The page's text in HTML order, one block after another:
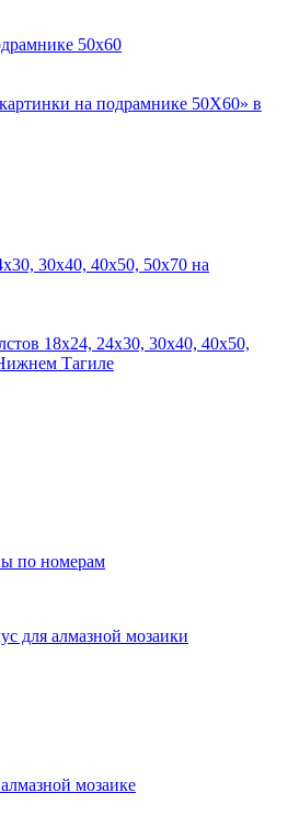
50x60
30x40, 40x50, 50x70 на
по номерам
для алмазной мозаики
мозаике